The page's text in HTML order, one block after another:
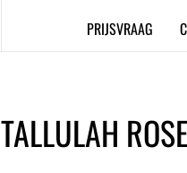
PRIJSVRAAG
TALLULAH ROSE